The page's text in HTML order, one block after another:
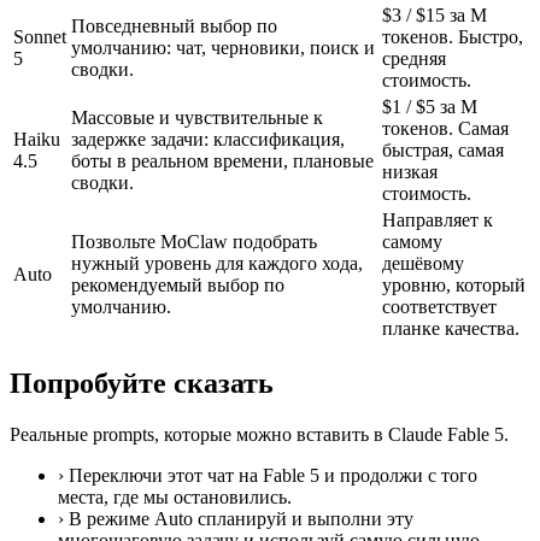
Sonnet
5
Повседневный выбор по
умолчанию: чат, черновики, поиск и
сводки.
$3 / $15 за M
токенов. Быстро,
средняя
стоимость.
Haiku
4.5
Массовые и чувствительные к
задержке задачи: классификация,
боты в реальном времени, плановые
сводки.
$1 / $5 за M
токенов. Самая
быстрая, самая
низкая
стоимость.
Auto
Позвольте MoClaw подобрать
нужный уровень для каждого хода,
рекомендуемый выбор по
умолчанию.
Направляет к
самому
дешёвому
уровню, который
соответствует
планке качества.
Попробуйте сказать
Реальные prompts, которые можно вставить в Claude Fable 5.
› Переключи этот чат на Fable 5 и продолжи с того
места, где мы остановились.
› В режиме Auto спланируй и выполни эту